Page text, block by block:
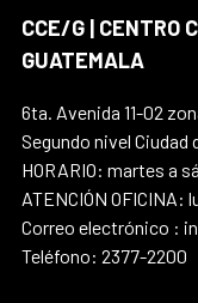
CCE/G | CENTRO
GUATEMALA
6ta. Avenida 11-02
Segundo nivel Ciudad
HORARIO: martes a
ATENCIÓN OFICINA:
Correo electrónico :
Teléfono: 2377-2200